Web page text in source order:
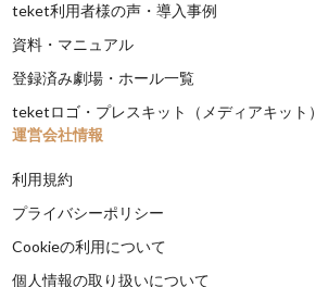
teket利用者様の声・導入事例
資料・マニュアル
登録済み劇場・ホール一覧
teketロゴ・プレスキット（メディアキット）
運営会社情報
利用規約
プライバシーポリシー
Cookieの利用について
個人情報の取り扱いについて